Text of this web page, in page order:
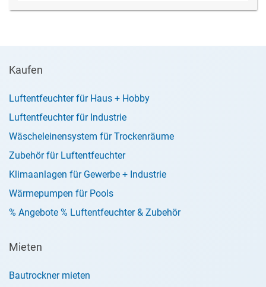
Kaufen
Luftentfeuchter für Haus + Hobby
Luftentfeuchter für Industrie
Wäscheleinensystem für Trockenräume
Zubehör für Luftentfeuchter
Klimaanlagen für Gewerbe + Industrie
Wärmepumpen für Pools
% Angebote % Luftentfeuchter & Zubehör
Mieten
Bautrockner mieten